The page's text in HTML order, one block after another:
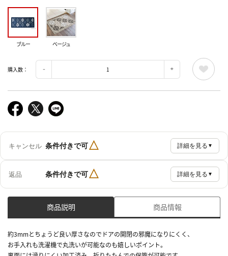
ブルー ベージュ
購入数：
キャンセル 条件付きで可△ 詳細を見る ▼
返品 条件付きで可△ 詳細を見る ▼
商品説明 商品情報
約3mmとちょうど良い厚さなのでドアの開閉の邪魔になりにくく、
お手入れも洗濯機で丸洗いが可能なのも嬉しいポイント。